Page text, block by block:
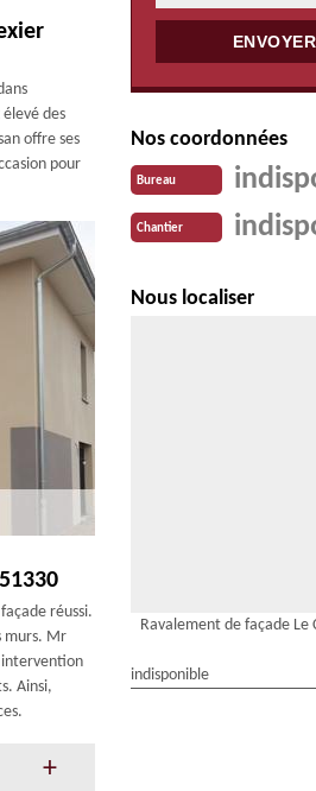
des
offre ses
pour
réussi.
murs. Mr
intervention
Ainsi,
Nos coordonnées
Bureau
Chantier
Nous localiser
Ravalement de façade Le
indisponible